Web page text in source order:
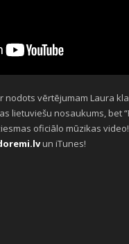
nodots vērtējumam Laura
lietuviešu nosaukums, bet
oficiālo mūzikas video!
un iTunes!